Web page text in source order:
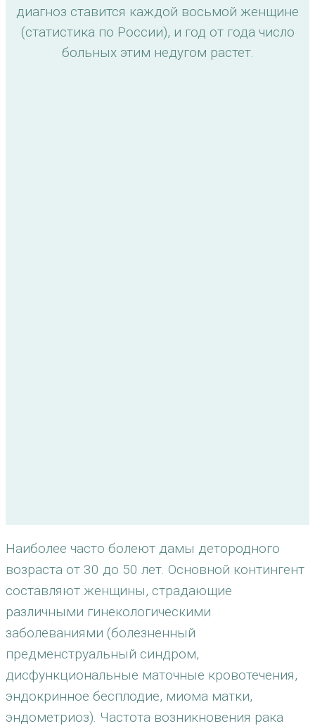
диагноз ставится каждой восьмой женщине
(статистика по России), и год от года число
больных этим недугом растет.
Наиболее часто болеют дамы детородного
возраста от 30 до 50 лет. Основной контингент
составляют женщины, страдающие
различными гинекологическими
заболеваниями (болезненный
предменструальный синдром,
дисфункциональные маточные кровотечения,
эндокринное бесплодие, миома матки,
эндометриоз). Частота возникновения рака